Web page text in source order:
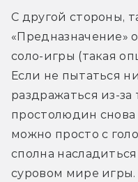
С другой стороны,
«Предназначение»
соло-игры (такая
Если не пытаться
раздражаться из-за
простолюдин снова
можно просто с
сполна
суровом мире